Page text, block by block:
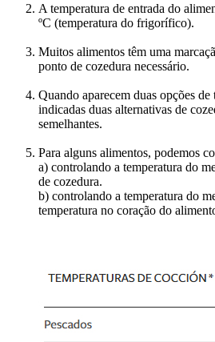
A temperatura de entrada do
ºC (temperatura do frigorífico).
Muitos alimentos têm uma
ponto de cozedura necessário.
Quando aparecem duas opções
indicadas duas alternativas de
semelhantes.
Para alguns alimentos, podemos
a) controlando a temperatura do
de cozedura.
b) controlando a temperatura do
temperatura no coração do